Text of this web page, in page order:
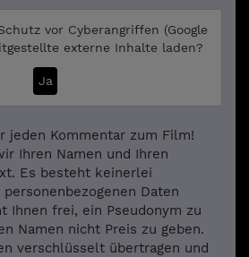
vor Cyberangriffen (Google
externe Inhalte laden?
Ja
jeden Kommentar zum Film!
Ihren Namen und Ihren
Es besteht keinerlei
Daten
Ihnen frei, ein Pseudonym zu
Namen nicht Preis zu geben.
verschlüsselt übertragen und